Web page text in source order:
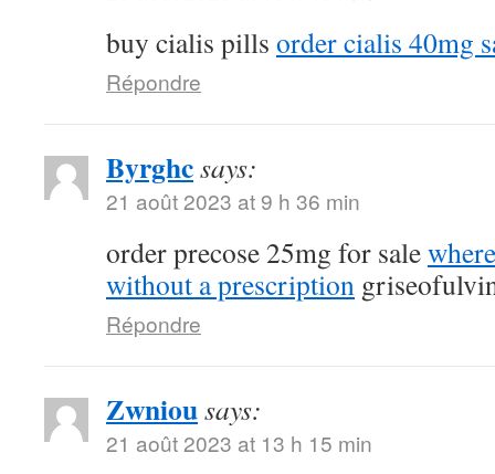
buy cialis pills order cialis 40mg
Répondre
Byrghcsays:
21 août 2023 at 9 h 36 min
order precose 25mg for sale
without a prescription
Répondre
Zwniousays:
21 août 2023 at 13 h 15 min